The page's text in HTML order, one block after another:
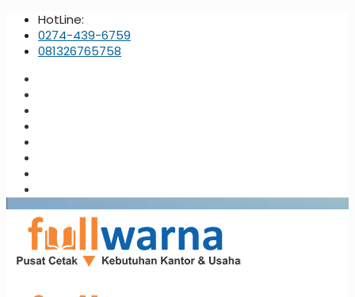
HotLine:
0274-439-6759
081326765758